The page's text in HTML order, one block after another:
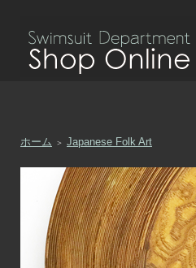
ホーム ＞ Japanese Folk Art